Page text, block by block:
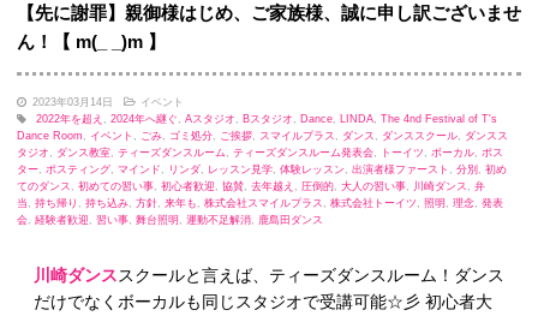
【先に謝罪】親御様はじめ、ご家族様、誠に申し訳ございませ
ん！【 m(_ _)m 】
2023年03月14日
イベント
2022年を超え
2024年へ継ぐ Aスタジオ Bスタジオ Dance, LINDA, The 4nd Festival of T's
Dance Room
イベント ごみ ゴミ処分 ご挨拶 スマイルプラス ダンス ダンススクール
ダンスス
タジオ
ダンス教室 ティーズダンスルーム ティーズダンスルーム発表会 トーイツ ボーカル
ポス
ター
ポスティング マインド リンダ レッスン見学 体験レッスン 出演者様ファースト 分別
初め
てのダンス
初めての習い事 初心者歓迎 協賛 去年越え 圧倒的 大人の習い事 川崎ダンス
弁
当
持ち帰り 持ち込み 方針 来年も 株式会社スマイルプラス 株式会社トーイツ 照明 理念 発表
会 経験者歓迎 習い事 舞台照明 運動不足解消 鹿島田ダンス
川崎ダンススクールと言えば、ティーズダンスルーム！ダンス
だけでなくボーカルも同じスタジオで受講可能☆彡 初心者大